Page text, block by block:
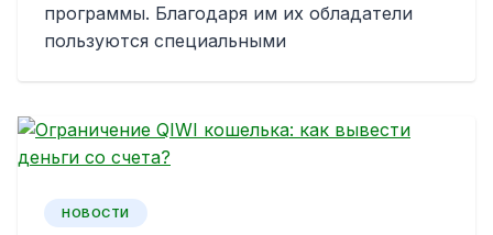
программы. Благодаря им их обладатели
пользуются специальными
НОВОСТИ